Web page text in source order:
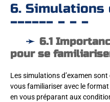
6. Simulations
6.1
pour se
Les simulations d’examen
vous familiariser avec le format
en vous préparant aux